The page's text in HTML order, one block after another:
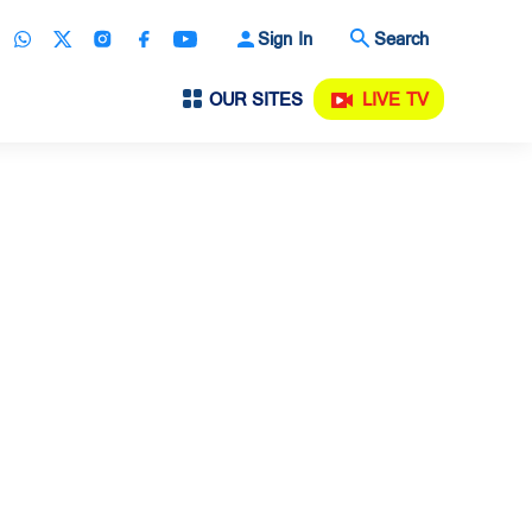
Sign In Search
OUR SITES LIVE TV